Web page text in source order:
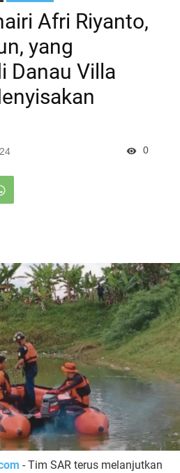
Afri Riyanto,
yang
Danau Villa
0
- Tim SAR terus melanjutkan